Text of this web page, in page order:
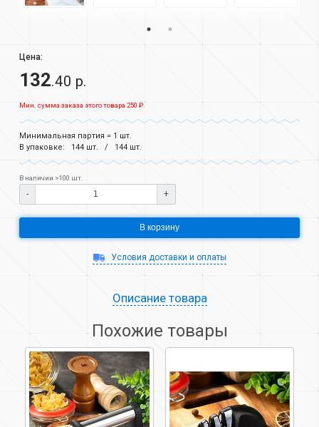
Цена:
132.40 р.
Мин. сумма заказа этого товара 250 ₽.
Минимальная партия = 1 шт.
В упаковке:
144 шт. 144 шт.
В наличии >100 шт.
- +
В корзину
Условия доставки и оплаты
Описание товара
Похожие товары